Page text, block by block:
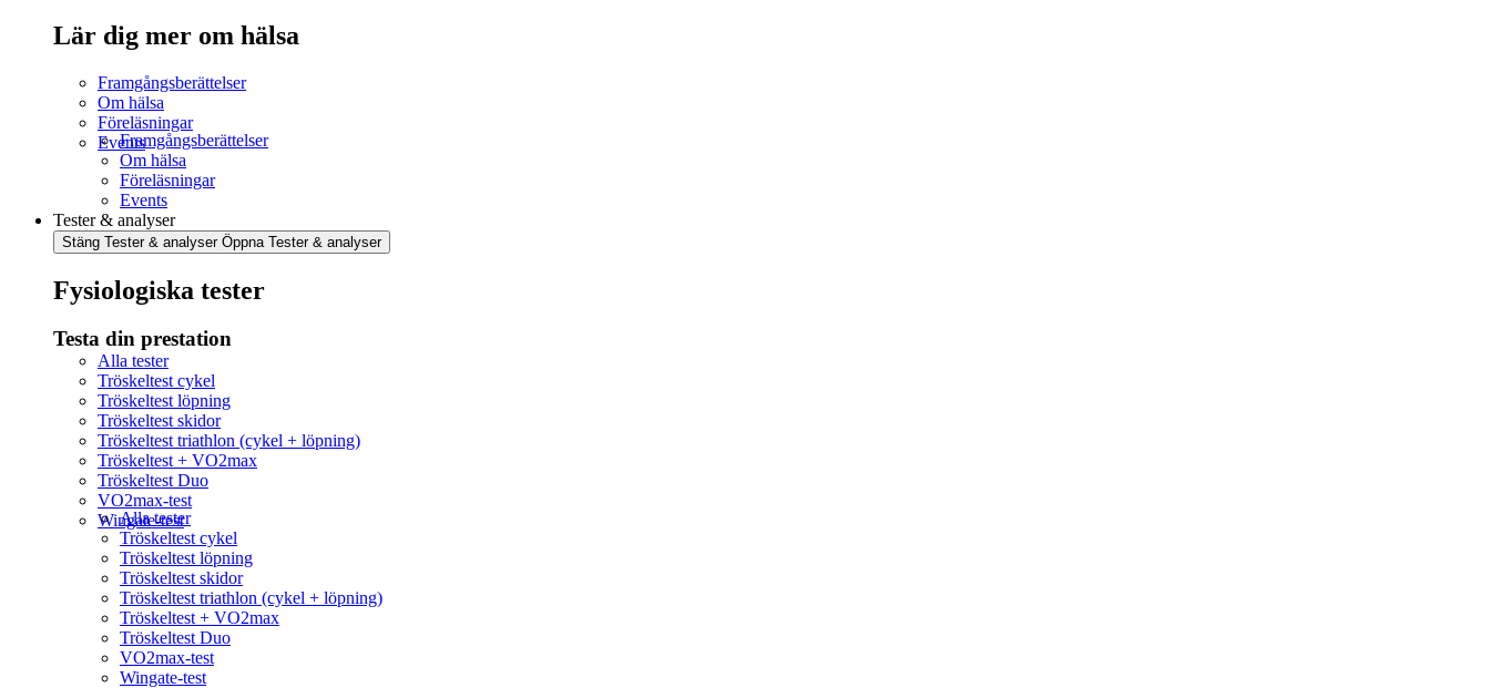
Lär dig mer om hälsa
Framgångsberättelser
Om hälsa
Föreläsningar
EventsFramgångsberättelser
Om hälsa
Föreläsningar
Events
Tester & analyser
Stäng Tester & analyser Öppna Tester & analyser
Fysiologiska tester
Testa din prestation
Alla tester
Tröskeltest cykel
Tröskeltest löpning
Tröskeltest skidor
Tröskeltest triathlon (cykel + löpning)
Tröskeltest + VO2max
Tröskeltest Duo
VO2max-test
Wingate-test
Alla tester
Tröskeltest cykel
Tröskeltest löpning
Tröskeltest skidor
Tröskeltest triathlon (cykel + löpning)
Tröskeltest + VO2max
Tröskeltest Duo
VO2max-test
Wingate-test